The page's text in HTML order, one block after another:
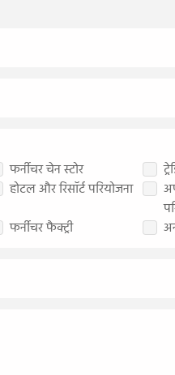
फर्नीचर चेन स्टोर
होटल और रिसॉर्ट परियोजना
फर्नीचर फैक्ट्री